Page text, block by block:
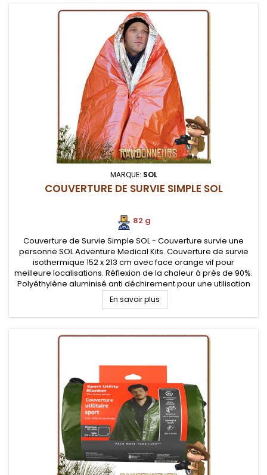
MARQUE: SOL
COUVERTURE DE SURVIE SIMPLE SOL
82 g
Couverture de Survie Simple SOL - Couverture survie une
personne SOL Adventure Medical Kits. Couverture de survie
isothermique 152 x 213 cm avec face orange vif pour
meilleure localisations. Réflexion de la chaleur à près de 90%.
Polyéthylène aluminisé anti déchirement pour une utilisation
extrême
En savoir plus